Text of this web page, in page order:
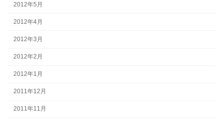
2012年5月
2012年4月
2012年3月
2012年2月
2012年1月
2011年12月
2011年11月